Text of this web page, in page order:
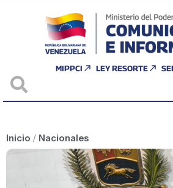
MIPPCI LEY RESORTE
Inicio / Nacionales